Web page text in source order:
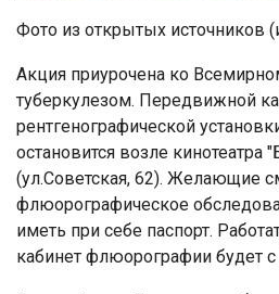
Фото из открытых источников
Акция приурочена ко
туберкулезом. Передвижной
рентгенографической
остановится возле кинотеатра
(ул.Советская, 62). Желающие
флюорографическое
иметь при себе паспорт.
кабинет флюорографии будет с